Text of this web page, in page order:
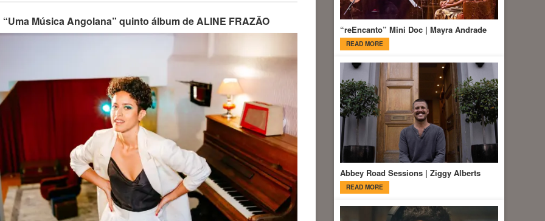
“Uma Música Angolana” quinto álbumde ALINE FRAZÃO
“reEncanto” Mini Doc | Mayra Andrade
READ MORE
Abbey Road Sessions | Ziggy Alberts
READ MORE